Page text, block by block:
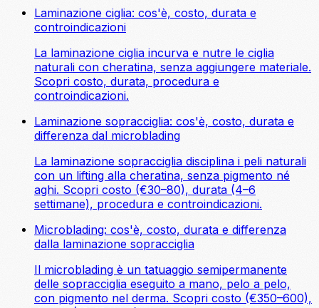
Laminazione ciglia: cos'è, costo, durata e
controindicazioni
La laminazione ciglia incurva e nutre le ciglia
naturali con cheratina, senza aggiungere materiale.
Scopri costo, durata, procedura e
controindicazioni.
Laminazione sopracciglia: cos'è, costo, durata e
differenza dal microblading
La laminazione sopracciglia disciplina i peli naturali
con un lifting alla cheratina, senza pigmento né
aghi. Scopri costo (€30–80), durata (4–6
settimane), procedura e controindicazioni.
Microblading: cos'è, costo, durata e differenza
dalla laminazione sopracciglia
Il microblading è un tatuaggio semipermanente
delle sopracciglia eseguito a mano, pelo a pelo,
con pigmento nel derma. Scopri costo (€350–600),